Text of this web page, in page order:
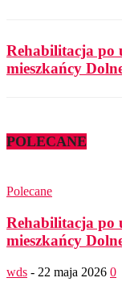
Rehabilitacja po
mieszkańcy
POLECANE
Polecane
Rehabilitacja po
mieszkańcy
wds - 22 maja 2026 0